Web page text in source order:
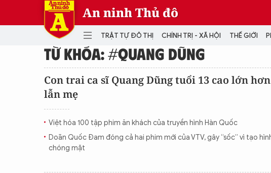
An ninh Thủ đô
TRẬT TỰ ĐÔ THỊ CHÍNH TRỊ - XÃ HỘI THẾ GIỚI
THẾ GIỚI PHÁP LUẬT
THÀNH PHỐ THÔNG MINH
VĂN HÓA -
TỪ KHÓA: #QUANG DŨNG
Con trai ca sĩ Quang Dũng tuổi 13 cao lớn
lẫn mẹ
Việt hóa 100 tập phim ăn khách của truyền hình Hàn Quốc
Doãn Quốc Đam đóng cả hai phim mới của VTV, gây “sốc” vì tạo
chóng mặt